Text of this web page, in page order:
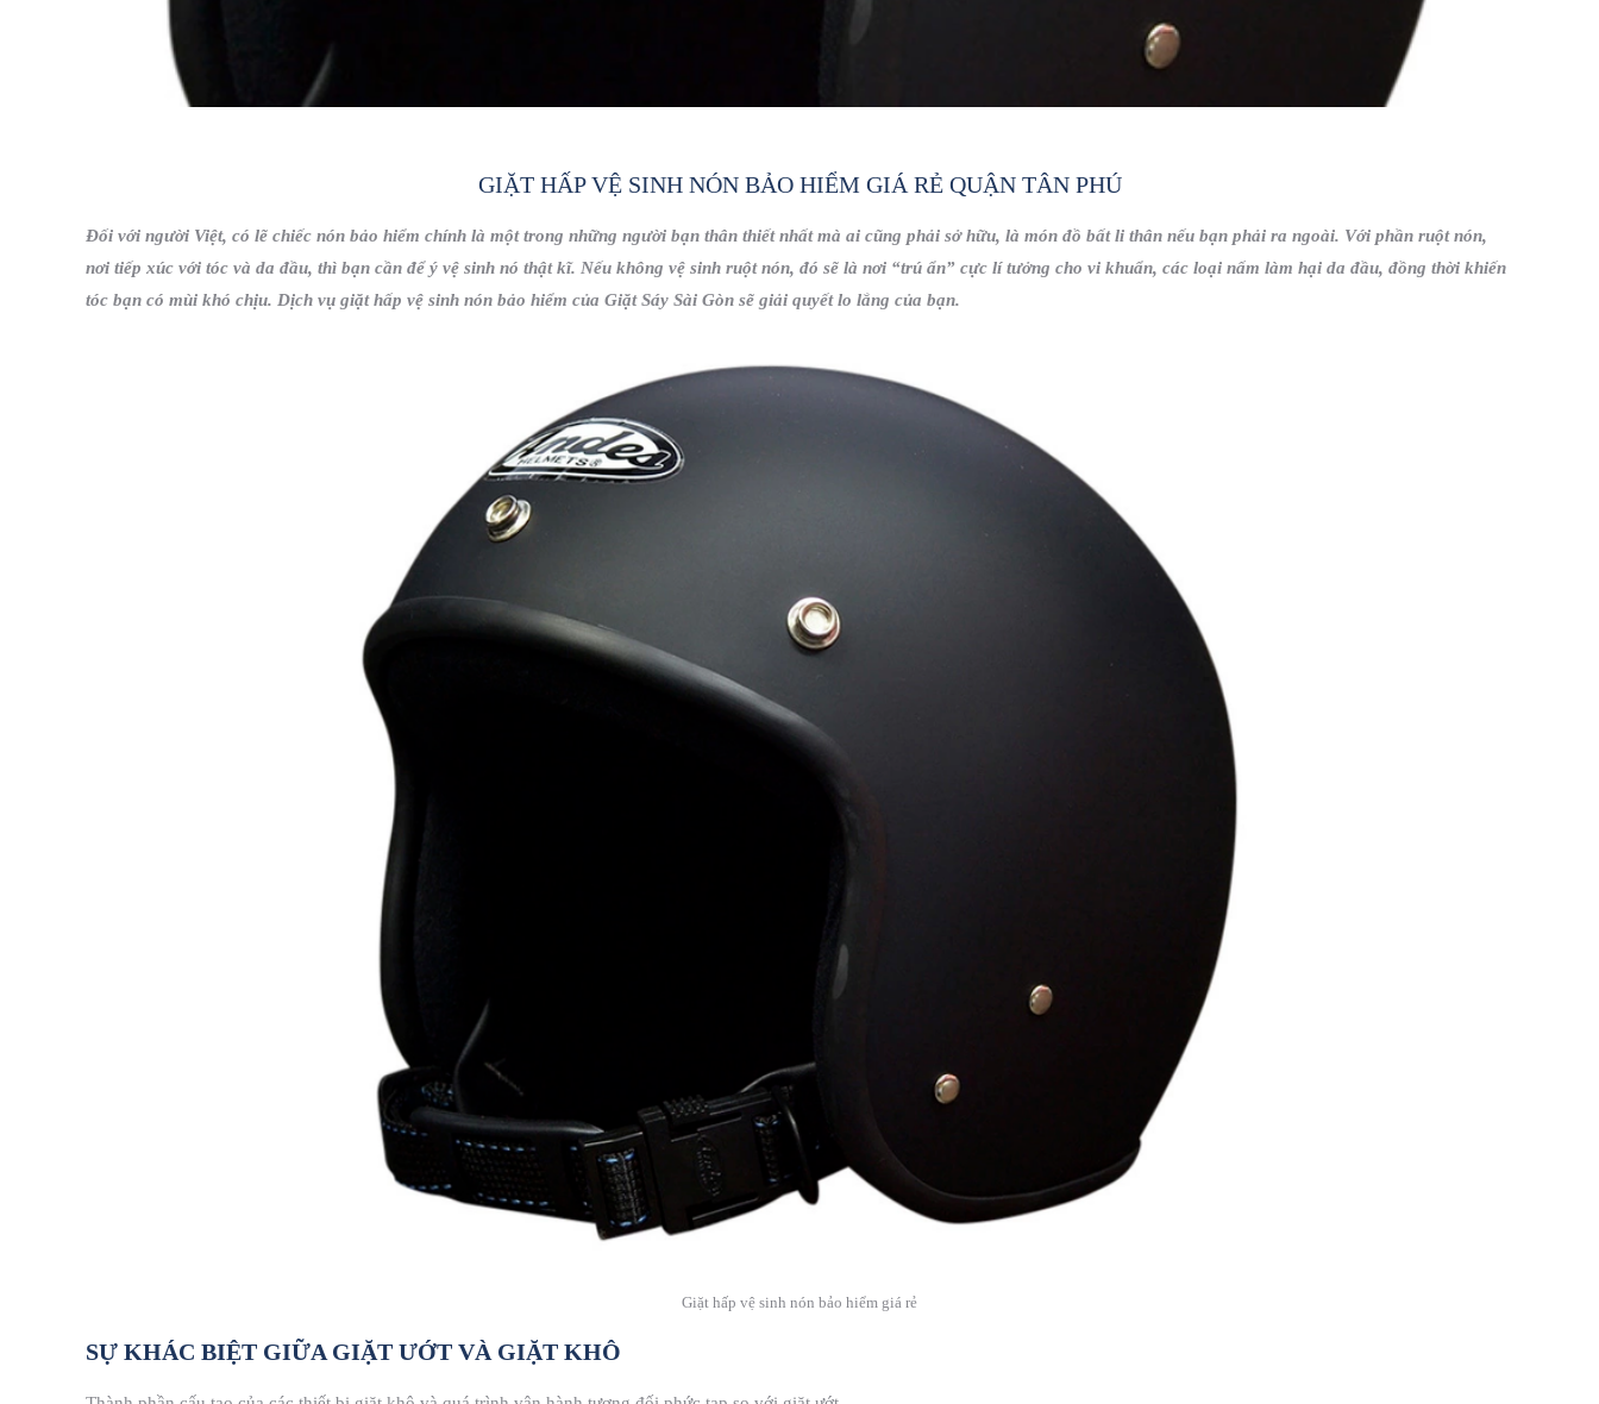
GIẶT HẤP VỆ SINH NÓN BẢO HIỂM GIÁ RẺ QUẬN TÂN PHÚ
Đối với người Việt, có lẽ chiếc nón bảo hiểm chính là một trong những người bạn thân thiết nhất mà ai cũng phải sở hữu, là món đồ bất li thân nếu bạn phải ra ngoài. Với phần ruột nón,
nơi tiếp xúc với tóc và da đầu, thì bạn cần để ý vệ sinh nó thật kĩ. Nếu không vệ sinh ruột nón, đó sẽ là nơi “trú ẩn” cực lí tưởng cho vi khuẩn, các loại nấm làm hại da đầu, đồng thời khiến
tóc bạn có mùi khó chịu. Dịch vụ giặt hấp vệ sinh nón bảo hiểm của Giặt Sáy Sài Gòn sẽ giải quyết lo lắng của bạn.
Giặt hấp vệ sinh nón bảo hiểm giá rẻ
SỰ KHÁC BIỆT GIỮA GIẶT ƯỚT VÀ GIẶT KHÔ